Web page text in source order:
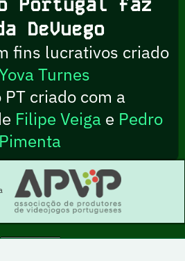
DeVuego
fins lucrativos criado
Turnes
PT criado com a
Filipe Veiga e Pedro
Pimenta